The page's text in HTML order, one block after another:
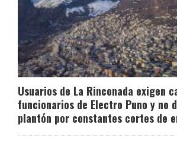
Usuarios de La Rinconada exigen
funcionarios de Electro Puno y no
plantón por constantes cortes de